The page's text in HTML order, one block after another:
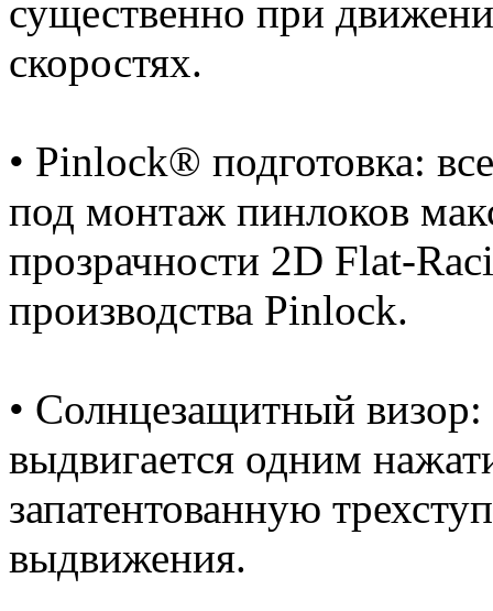
существенно при
скоростях.
• Pinlock® подготовка:
под монтаж пинлоков
прозрачности 2D Flat-
производства Pinlock.
• Солнцезащитный
выдвигается одним
запатентованную
выдвижения.